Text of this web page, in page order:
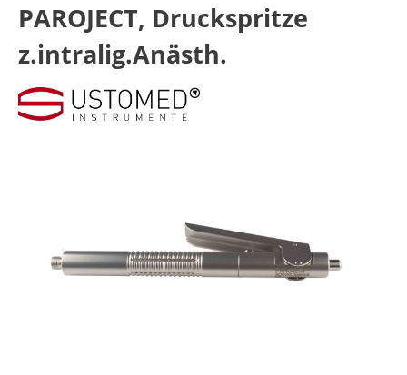
PAROJECT, Druckspritze
z.intralig.Anästh.